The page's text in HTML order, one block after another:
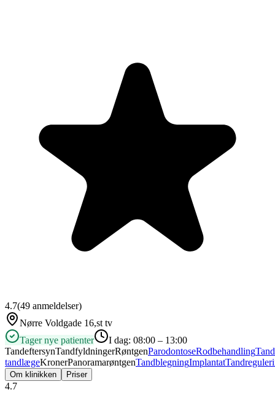
4.7(49 anmeldelser)
Nørre Voldgade 16,st tv
Tager nye patienter
I dag: 08:00 – 13:00
TandeftersynTandfyldningerRøntgenParodontoseRodbehandling
tandlægeKronerPanoramarøntgenTandblegningImplantat
Om klinikken Priser
4.7